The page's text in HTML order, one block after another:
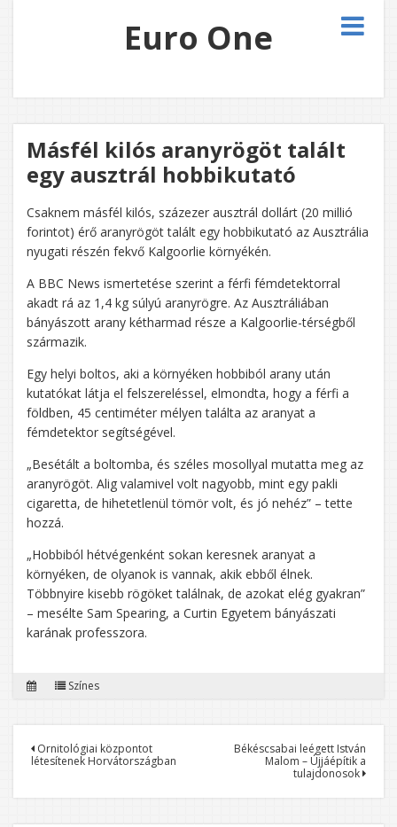
Euro One
Másfél kilós aranyrögöt talált
egy ausztrál hobbikutató
Csaknem másfél kilós, százezer ausztrál dollárt (20 millió
forintot) érő aranyrögöt talált egy hobbikutató az Ausztrália
nyugati részén fekvő Kalgoorlie környékén.
A BBC News ismertetése szerint a férfi fémdetektorral
akadt rá az 1,4 kg súlyú aranyrögre. Az Ausztráliában
bányászott arany kétharmad része a Kalgoorlie-térségből
származik.
Egy helyi boltos, aki a környéken hobbiból arany után
kutatókat látja el felszereléssel, elmondta, hogy a férfi a
földben, 45 centiméter mélyen találta az aranyat a
fémdetektor segítségével.
„Besétált a boltomba, és széles mosollyal mutatta meg az
aranyrögöt. Alig valamivel volt nagyobb, mint egy pakli
cigaretta, de hihetetlenül tömör volt, és jó nehéz” – tette
hozzá.
„Hobbiból hétvégenként sokan keresnek aranyat a
környéken, de olyanok is vannak, akik ebből élnek.
Többnyire kisebb rögöket találnak, de azokat elég gyakran”
– mesélte Sam Spearing, a Curtin Egyetem bányászati
karának professzora.
Színes
Bejegyzés
Ornitológiai központot
létesítenek Horvátországban
Békéscsabai leégett István
Malom – Újjáépítik a
tulajdonosok